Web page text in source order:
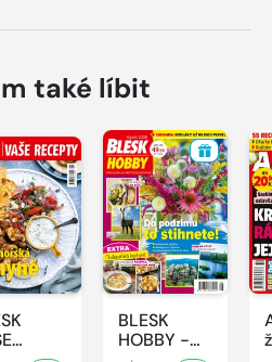
také líbit
BLESK
HOBBY -